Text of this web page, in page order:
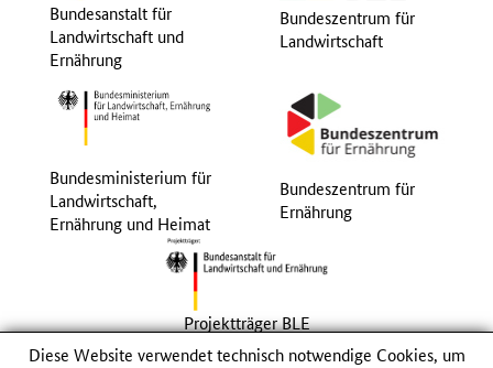
Bundesanstalt für
Landwirtschaft und
Ernährung
Bundeszentrum für
Landwirtschaft
Bundesministerium für
Landwirtschaft,
Ernährung und Heimat
Bundeszentrum für
Ernährung
Projektträger BLE
Diese Website verwendet technisch notwendige Cookies, um